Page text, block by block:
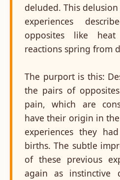
deluded. This
experiences
opposites like
reactions spring from
The purport is this:
the pairs of
pain, which are
have their origin in
experiences they
births. The subtle
of these previous
again as instinctive